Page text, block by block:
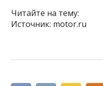
Читайте на тему:
Источник: motor.ru